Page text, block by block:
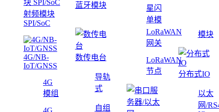
射频模块
SPI/SoC
蓝牙模块
星闪
单模
4G/NB-
IoT/GNSS
4G
模组
4G
数传电台
导轨
式
自组
LoRaWAN
网关
LoRaWAN
节点
模块
分布式IO
以太
网/